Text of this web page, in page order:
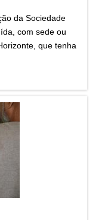
da Sociedade
com sede ou
que tenha